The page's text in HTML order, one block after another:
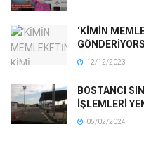
‘KİMİN
12/12/2023
BOSTANCI
İŞLEMLERİ
05/02/2024